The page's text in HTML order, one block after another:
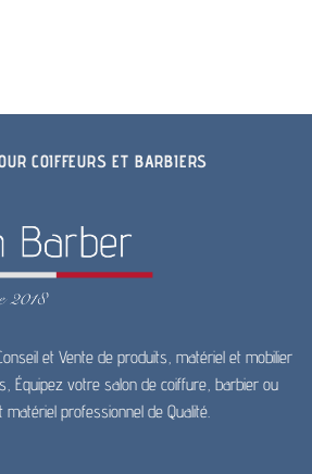
COIFFEURS ET BARBIERS
et Vente de produits, matériel et mobilier
Équipez votre salon de coiffure, barbier ou
professionnel de Qualité.